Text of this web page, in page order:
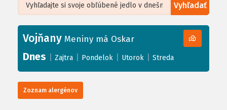
Vyhľadať
+
−
Leaflet| ©OpenStreetMap, Tiles courtesy ofHumanitarian OpenStreetMap
Vojňany Meniny má Oskar
Dnes Zajtra Pondelok Utorok Streda
Zoznam alergénov